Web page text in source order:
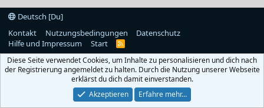
Deutsch [Du]
Kontakt
Nutzungsbedingungen
Datenschutz
Hilfe und Impressum
Start
R
S
Diese Seite verwendet Cookies, um Inhalte zu personalisieren und dich nach
der Registrierung angemeldet zu halten. Durch die Nutzung unserer Webseite
erklärst du dich damit einverstanden.
Akzeptieren
Erfahre mehr…